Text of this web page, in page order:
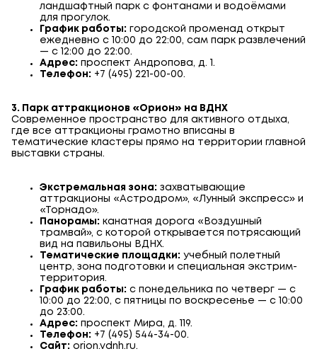
ландшафтный парк с фонтанами и водоёмами
для прогулок.
График работы: городской променад открыт
ежедневно с 10:00 до 22:00, сам парк развлечений
— с 12:00 до 22:00.
Адрес: проспект Андропова, д. 1.
Телефон: +7 (495) 221-00-00.
3. Парк аттракционов «Орион» на ВДНХ
Современное пространство для активного отдыха,
где все аттракционы грамотно вписаны в
тематические кластеры прямо на территории главной
выставки страны.
Экстремальная зона: захватывающие
аттракционы «Астродром», «Лунный экспресс» и
«Торнадо».
Панорамы: канатная дорога «Воздушный
трамвай», с которой открывается потрясающий
вид на павильоны ВДНХ.
Тематические площадки: учебный полетный
центр, зона подготовки и специальная экстрим-
территория.
График работы: с понедельника по четверг — с
10:00 до 22:00, с пятницы по воскресенье — с 10:00
до 23:00.
Адрес: проспект Мира, д. 119.
Телефон: +7 (495) 544-34-00.
Сайт: orion.vdnh.ru.